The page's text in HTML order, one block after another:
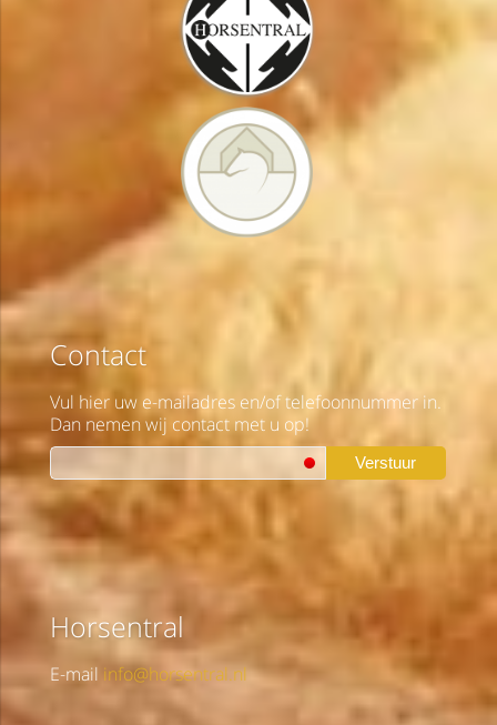
Contact
Vul hier uw e-mailadres en/of telefoonnummer in.
Dan nemen wij contact met u op!
Verstuur
Horsentral
E-mail info@horsentral.nl